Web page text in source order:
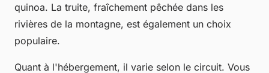
quinoa. La truite, fraîchement pêchée dans les
rivières de la montagne, est également un choix
populaire.
Quant à l'hébergement, il varie selon le circuit. Vous